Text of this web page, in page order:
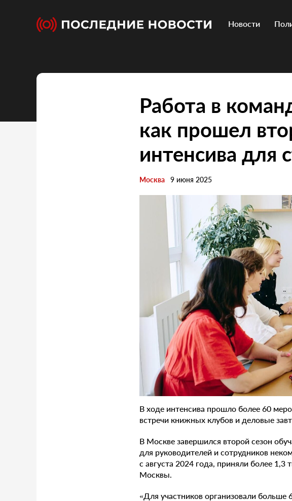
Новости
Работа в
как прошел
интенсива
Москва 9 июня 2025
В ходе интенсива прошло более 60
встречи книжных клубов и деловые
В Москве завершился второй сезон
для руководителей и сотрудников
с августа 2024 года, приняли более
Москвы.
«Для участников организовали больше